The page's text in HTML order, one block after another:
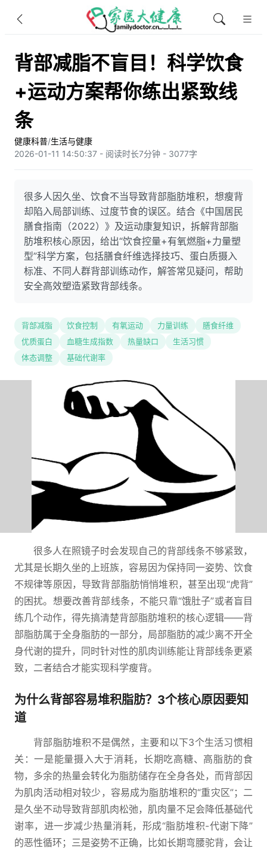
背部减脂不盲目！科学饮食
+运动方案帮你练出紧致线
条
健康科普/生活与健康
2026-01-11 14:50:37 - 阅读时长7分钟 - 3077字
很多人因久坐、饮食不当导致背部脂肪堆积，想瘦背
却陷入局部训练、过度节食的误区。结合《中国居民
膳食指南（2022）》及运动康复知识，拆解背部脂
肪堆积核心原因，给出“饮食控量+有氧燃脂+力量塑
型”科学方案，包括膳食纤维选择技巧、蛋白质摄入
标准、不同人群背部训练动作，解答常见疑问，帮助
安全高效塑造紧致背部线条。
背部减脂 饮食控制 有氧运动 力量训练
膳食纤维
优质蛋白
血糖生成指数 热量缺口
生活习惯
体态调整
基础代谢率
很多人在照镜子时会发现自己的背部线条不够紧致，
尤其是长期久坐的上班族，容易因为保持同一姿势、饮食
不规律等原因，导致背部脂肪悄悄堆积，甚至出现“虎背”
的困扰。想要改善背部线条，不能只靠“饿肚子”或者盲目
练几个动作，得先搞清楚背部脂肪堆积的核心逻辑——背
部脂肪属于全身脂肪的一部分，局部脂肪的减少离不开全
身代谢的提升，同时针对性的肌肉训练能让背部线条更紧
致，二者结合才能实现科学瘦背。
为什么背部容易堆积脂肪？3个核心原因要知
道
背部脂肪堆积不是偶然，主要和以下3个生活习惯相
关：一是能量摄入大于消耗，长期吃高糖、高脂肪的食
物，多余的热量会转化为脂肪储存在全身各处，而背部因
为肌肉活动相对较少，容易成为脂肪堆积的“重灾区”；二
是久坐不动导致背部肌肉松弛，肌肉量不足会降低基础代
谢率，进一步减少热量消耗，形成“脂肪堆积-代谢下降”
的恶性循环；三是姿势不正确，比如长期弯腰驼背，会让